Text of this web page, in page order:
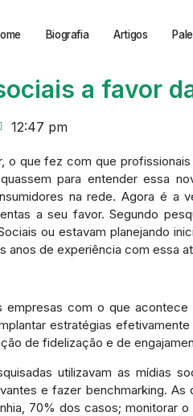
Biografia Artigos
a favor
12:47 pm
o que fez com que
para entender essa
na rede. Agora é a
a seu favor. Segundo
ou estavam planejando
anos de experiência com essa
com o que
estratégias
de fidelização e de
utilizavam as mídias
e fazer benchmarking. As
70% dos casos; monitorar